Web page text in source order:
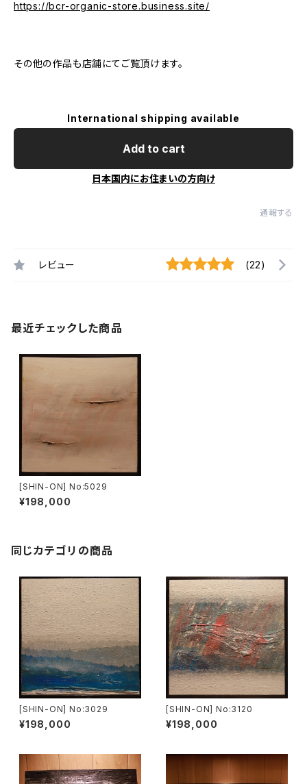
https://bcr-organic-store.business.site/
その他の作品も店舗にてご覧頂けます。
International shipping available
Add to cart
日本国内にお住まいの方向け
通報する
レビュー (22)
最近チェックした商品
[SHIN-ON] No:5029
¥198,000
同じカテゴリの商品
[SHIN-ON] No:3029
¥198,000
[SHIN-ON] No:3120
¥198,000